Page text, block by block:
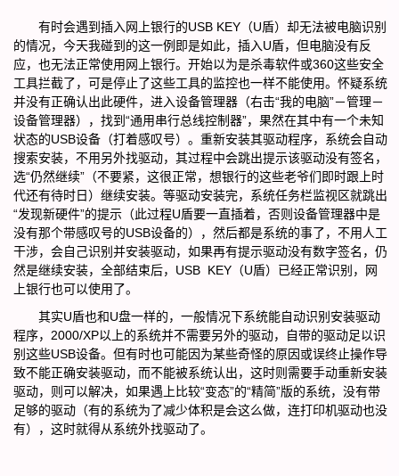
有时会遇到插入网上银行的USB KEY（U盾）却无法被电脑识别
的情况，今天我碰到的这一例即是如此，插入U盾，但电脑没有反
应，也无法正常使用网上银行。开始以为是杀毒软件或360这些安全
工具拦截了，可是停止了这些工具的监控也一样不能使用。怀疑系统
并没有正确认出此硬件，进入设备管理器（右击“我的电脑”－管理－
设备管理器），找到“通用串行总线控制器”，果然在其中有一个未知
状态的USB设备（打着感叹号）。重新安装其驱动程序，系统会自动
搜索安装，不用另外找驱动，其过程中会跳出提示该驱动没有签名，
选“仍然继续”（不要紧，这很正常，想银行的这些老爷们即时跟上时
代还有待时日）继续安装。等驱动安装完，系统任务栏监视区就跳出
“发现新硬件”的提示（此过程U盾要一直插着，否则设备管理器中是
没有那个带感叹号的USB设备的），然后都是系统的事了，不用人工
干涉，会自己识别并安装驱动，如果再有提示驱动没有数字签名，仍
然是继续安装，全部结束后，USB KEY（U盾）已经正常识别，网
上银行也可以使用了。
其实U盾也和U盘一样的，一般情况下系统能自动识别安装驱动
程序，2000/XP以上的系统并不需要另外的驱动，自带的驱动足以识
别这些USB设备。但有时也可能因为某些奇怪的原因或误终止操作导
致不能正确安装驱动，而不能被系统认出，这时则需要手动重新安装
驱动，则可以解决，如果遇上比较“变态”的“精简”版的系统，没有带
足够的驱动（有的系统为了减少体积是会这么做，连打印机驱动也没
有），这时就得从系统外找驱动了。